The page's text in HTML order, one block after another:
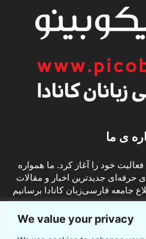
We value your privacy
ی ما
پیکوبینو در ابتدای سال ۲۰۱۶ فعالیت خود را آغاز کرد. ما همواره
حرفه‌ای جدیدترین اخبار و مقالات